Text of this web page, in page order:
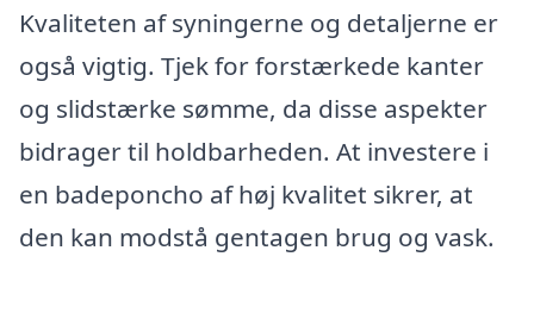
Kvaliteten af syningerne og detaljerne er
også vigtig. Tjek for forstærkede kanter
og slidstærke sømme, da disse aspekter
bidrager til holdbarheden. At investere i
en badeponcho af høj kvalitet sikrer, at
den kan modstå gentagen brug og vask.